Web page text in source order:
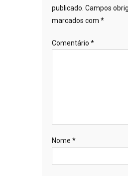
publicado. Campos
marcados com *
Comentário *
Nome *